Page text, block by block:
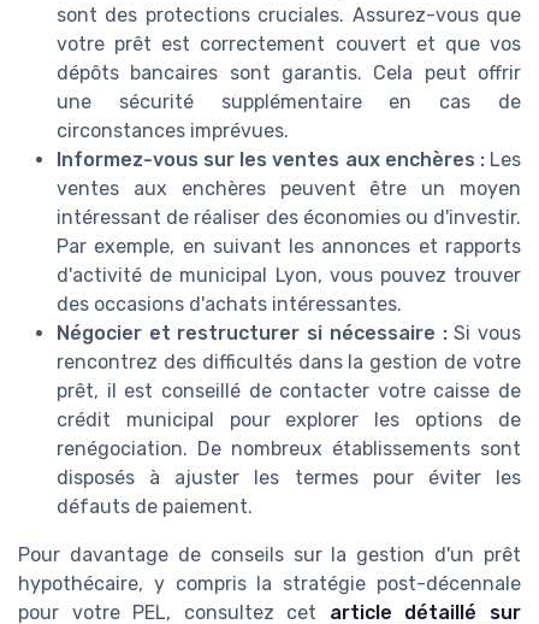
sont des protections cruciales. Assurez-vous que
votre prêt est correctement couvert et que vos
dépôts bancaires sont garantis. Cela peut offrir
une sécurité supplémentaire en cas de
circonstances imprévues.
Informez-vous sur les ventes aux enchères :Les
ventes aux enchères peuvent être un moyen
intéressant de réaliser des économies ou d'investir.
Par exemple, en suivant les annonces et rapports
d'activité de municipal Lyon, vous pouvez trouver
des occasions d'achats intéressantes.
Négocier et restructurer si nécessaire :Si vous
rencontrez des difficultés dans la gestion de votre
prêt, il est conseillé de contacter votre caisse de
crédit municipal pour explorer les options de
renégociation. De nombreux établissements sont
disposés à ajuster les termes pour éviter les
défauts de paiement.
Pour davantage de conseils sur la gestion d'un prêt
hypothécaire, y compris la stratégie post-décennale
pour votre PEL, consultez cet article détaillé sur